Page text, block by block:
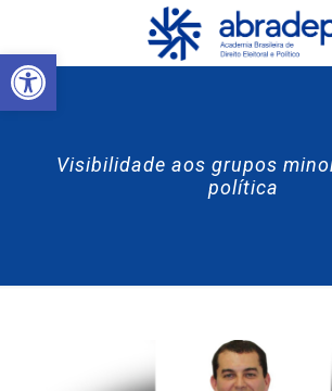
Abrir a barra de ferramentas
Visibilidade aos grupos
política